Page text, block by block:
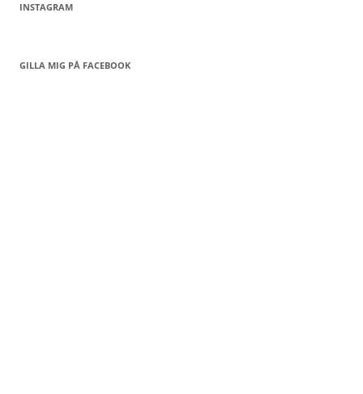
INSTAGRAM
GILLA MIG PÅ FACEBOOK